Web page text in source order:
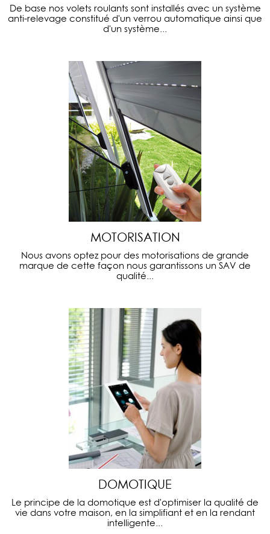
De base nos volets roulants sont installés avec un système
anti-relevage constitué d'un verrou automatique ainsi que
d'un système...
MOTORISATION
Nous avons optez pour des motorisations de grande
marque de cette façon nous garantissons un SAV de
qualité...
DOMOTIQUE
Le principe de la domotique est d'optimiser la qualité de
vie dans votre maison, en la simplifiant et en la rendant
intelligente...